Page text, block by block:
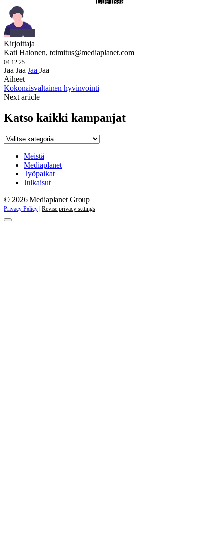
Kirjoittaja
Kati Halonen, toimitus@mediaplanet.com
04.12.25
Jaa Jaa Jaa Jaa
Aiheet
Kokonaisvaltainen hyvinvointi
Next article
Katso kaikki kampanjat
Katso
kampanjat
Meistä
Mediaplanet
Työpaikat
Julkaisut
© 2026 Mediaplanet Group
Privacy Policy | Revise privacy settings